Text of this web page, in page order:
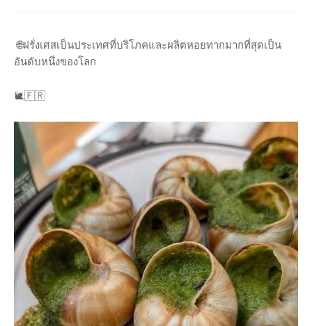
🌐ฝรั่งเศสเป็นประเทศที่บริโภคและผลิตหอยทากมากที่สุดเป็น
อันดับหนึ่งของโลก
🐌🇫🇷